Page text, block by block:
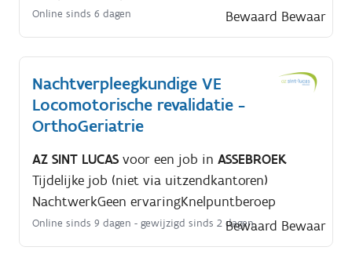
Online sinds 6 dagen Bewaard Bewaar
Nachtverpleegkundige VE
Locomotorische revalidatie -
OrthoGeriatrie
AZ SINT LUCAS voor een job in ASSEBROEK
Tijdelijke job (niet via uitzendkantoren)
NachtwerkGeen ervaringKnelpuntberoep
Online sinds 9 dagen - gewijzigd sinds 2 dagen
Bewaard Bewaar